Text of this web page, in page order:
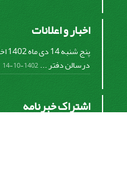
اخبار و اعلانات
درسالن دفتر ...1402-10-14
اشتراک خبرنامه